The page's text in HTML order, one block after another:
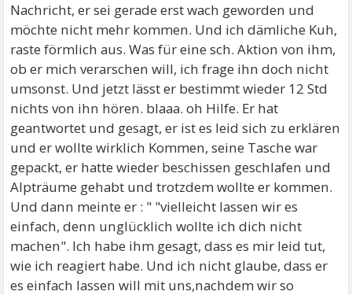
Nachricht, er sei gerade erst wach geworden und
möchte nicht mehr kommen. Und ich dämliche Kuh,
raste förmlich aus. Was für eine sch. Aktion von ihm,
ob er mich verarschen will, ich frage ihn doch nicht
umsonst. Und jetzt lässt er bestimmt wieder 12 Std
nichts von ihn hören. blaaa. oh Hilfe. Er hat
geantwortet und gesagt, er ist es leid sich zu erklären
und er wollte wirklich Kommen, seine Tasche war
gepackt, er hatte wieder beschissen geschlafen und
Alpträume gehabt und trotzdem wollte er kommen.
Und dann meinte er : " "vielleicht lassen wir es
einfach, denn unglücklich wollte ich dich nicht
machen". Ich habe ihm gesagt, dass es mir leid tut,
wie ich reagiert habe. Und ich nicht glaube, dass er
es einfach lassen will mit uns,nachdem wir so